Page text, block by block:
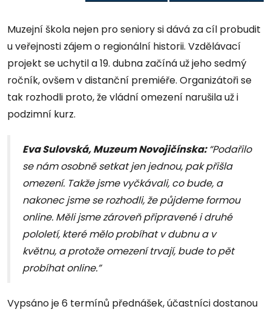
Muzejní škola nejen pro seniory si dává za cíl probudit
u veřejnosti zájem o regionální historii. Vzdělávací
projekt se uchytil a 19. dubna začíná už jeho sedmý
ročník, ovšem v distanční premiéře. Organizátoři se
tak rozhodli proto, že vládní omezení narušila už i
podzimní kurz.
Eva Sulovská, Muzeum Novojičínska:“Podařilo
se nám osobně setkat jen jednou, pak přišla
omezení. Takže jsme vyčkávali, co bude, a
nakonec jsme se rozhodli, že půjdeme formou
online. Měli jsme zároveň připravené i druhé
pololetí, které mělo probíhat v dubnu a v
květnu, a protože omezení trvají, bude to pět
probíhat online.”
Vypsáno je 6 termínů přednášek, účastníci dostanou